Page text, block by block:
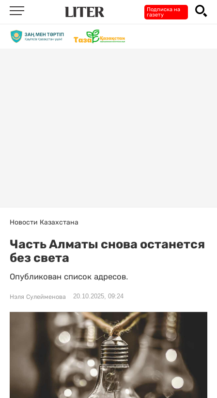
Подписка на
газету
Новости Казахстана
Часть Алматы снова останется
без света
Опубликован список адресов.
Нэля Сулейменова 20.10.2025, 09:24